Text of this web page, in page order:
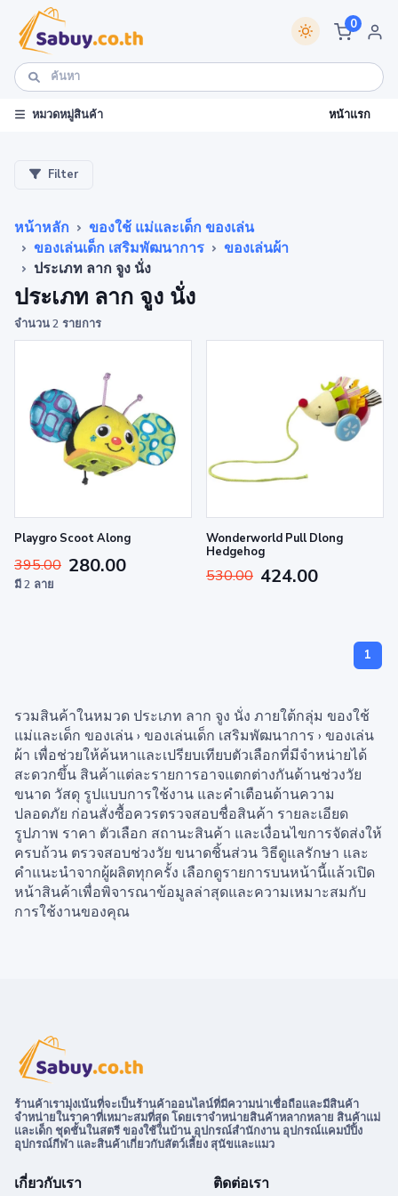
0
หมวดหมู่สินค้า หน้าแรก
Filter
หน้าหลัก
ของใช้ แม่และเด็ก ของเล่น
ของเล่นเด็ก เสริมพัฒนาการ
ของเล่นผ้า
ประเภท ลาก จูง นั่ง
ประเภท ลาก จูง นั่ง
จำนวน 2 รายการ
Playgro Scoot Along
395.00 280.00
มี 2 ลาย
Wonderworld Pull Dlong
Hedgehog
530.00 424.00
1
รวมสินค้าในหมวด ประเภท ลาก จูง นั่ง ภายใต้กลุ่ม ของใช้
แม่และเด็ก ของเล่น › ของเล่นเด็ก เสริมพัฒนาการ › ของเล่น
ผ้า เพื่อช่วยให้ค้นหาและเปรียบเทียบตัวเลือกที่มีจำหน่ายได้
สะดวกขึ้น สินค้าแต่ละรายการอาจแตกต่างกันด้านช่วงวัย
ขนาด วัสดุ รูปแบบการใช้งาน และคำเตือนด้านความ
ปลอดภัย ก่อนสั่งซื้อควรตรวจสอบชื่อสินค้า รายละเอียด
รูปภาพ ราคา ตัวเลือก สถานะสินค้า และเงื่อนไขการจัดส่งให้
ครบถ้วน ตรวจสอบช่วงวัย ขนาดชิ้นส่วน วิธีดูแลรักษา และ
คำแนะนำจากผู้ผลิตทุกครั้ง เลือกดูรายการบนหน้านี้แล้วเปิด
หน้าสินค้าเพื่อพิจารณาข้อมูลล่าสุดและความเหมาะสมกับ
การใช้งานของคุณ
ร้านค้าเรามุ่งเน้นที่จะเป็นร้านค้าออนไลน์ที่มีความน่าเชื่อถือและมีสินค้า
จำหน่ายในราคาที่เหมาะสมที่สุด โดยเราจำหน่ายสินค้าหลากหลาย สินค้าแม่
และเด็ก ชุดชั้นในสตรี ของใช้ในบ้าน อุปกรณ์สำนักงาน อุปกรณ์แคมป์ปิ้ง
อุปกรณ์กีฬา และสินค้าเกี่ยวกับสัตว์เลี้ยง สุนัขและแมว
เกี่ยวกับเรา ติดต่อเรา